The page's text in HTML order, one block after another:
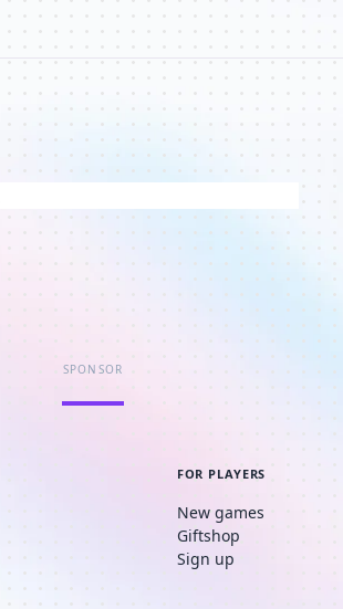
SPONSOR
FOR PLAYERS
New games
Giftshop
Sign up